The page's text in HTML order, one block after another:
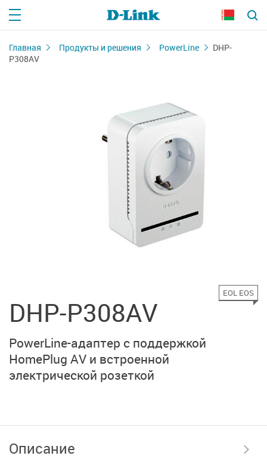
Главная Продукты и решения PowerLine
DHP-
P308AV
DHP-P308AV
EOL EOS
PowerLine-адаптер с поддержкой
HomePlug AV и встроенной
электрической розеткой
Описание